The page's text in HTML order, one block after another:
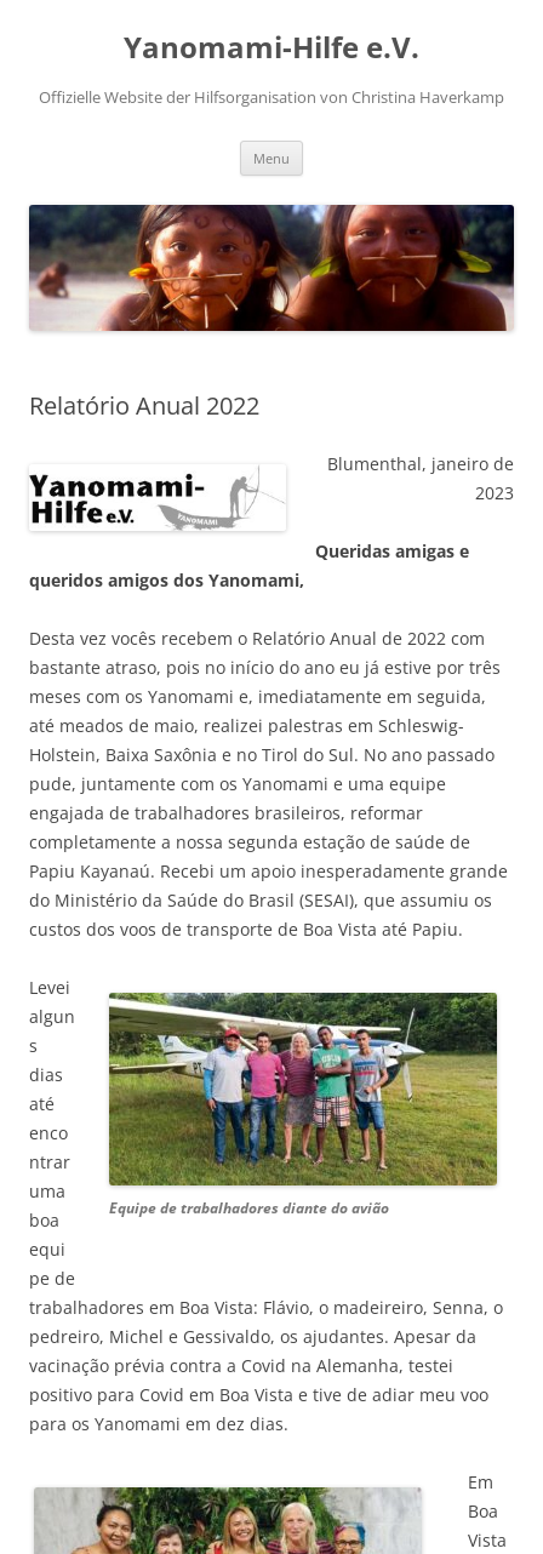
Yanomami-Hilfe e.V.
Offizielle Website der Hilfsorganisation von Christina Haverkamp
Menu
Relatório Anual 2022
Blumenthal, janeiro de
2023
Queridas amigas e
queridos amigos dos Yanomami,
Desta vez vocês recebem o Relatório Anual de 2022 com
bastante atraso, pois no início do ano eu já estive por três
meses com os Yanomami e, imediatamente em seguida,
até meados de maio, realizei palestras em Schleswig-
Holstein, Baixa Saxônia e no Tirol do Sul. No ano passado
pude, juntamente com os Yanomami e uma equipe
engajada de trabalhadores brasileiros, reformar
completamente a nossa segunda estação de saúde de
Papiu Kayanaú. Recebi um apoio inesperadamente grande
do Ministério da Saúde do Brasil (SESAI), que assumiu os
custos dos voos de transporte de Boa Vista até Papiu.
Equipe de trabalhadores diante do avião
Levei
algun
s
dias
até
enco
ntrar
uma
boa
equi
pe de
trabalhadores em Boa Vista: Flávio, o madeireiro, Senna, o
pedreiro, Michel e Gessivaldo, os ajudantes. Apesar da
vacinação prévia contra a Covid na Alemanha, testei
positivo para Covid em Boa Vista e tive de adiar meu voo
para os Yanomami em dez dias.
Em
Boa
Vista